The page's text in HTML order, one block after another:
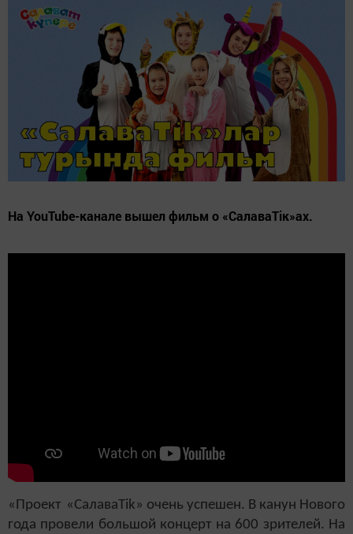
На YouTube-канале вышел фильм о «СалаваTік»ах.
«Проект «СалаваTik» очень успешен. В канун Нового
года провели большой концерт на 600 зрителей. На